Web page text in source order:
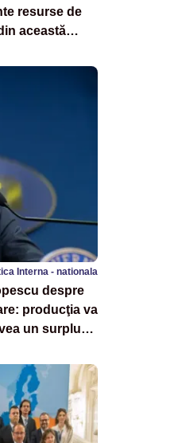
resurse de
această
Interna - nationala
despre
producţia va
un surplus